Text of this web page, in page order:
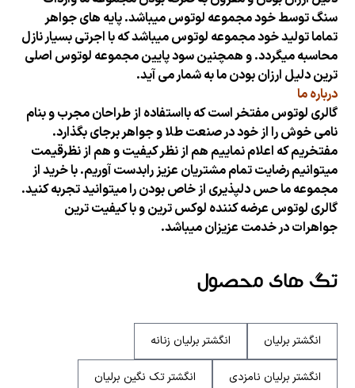
سنگ توسط خود مجموعه لوتوس میباشد. پایه های جواهر
تماما تولید خود مجموعه لوتوس میباشد که با اجرتی بسیار نازل
محاسبه میگردد. و همچنین سود پایین مجموعه لوتوس اصلی
ترین دلیل ارزان بودن ما به شمار می آید.
درباره ما
گالری لوتوس مفتخر است که بااستفاده از طراحان مجرب و بنام
نامی خوش را از خود در صنعت طلا و جواهر برجای بگذارد.
مفتخریم که اعلام نماییم هم از نظر کیفیت و هم از نظرقیمت
میتوانیم رضایت تمام مشتریان عزیز رابدست آوریم. با خرید از
مجموعه ما حس دلپذیری از خاص بودن را میتوانید تجربه کنید.
گالری لوتوس عرضه کننده لوکس ترین و با کیفیت ترین
جواهرات در خدمت عزیزان میباشد.
تگ های محصول
انگشتر برلیان انگشتر برلیان زنانه
انگشتر برلیان نامزدی انگشتر تک نگین برلیان